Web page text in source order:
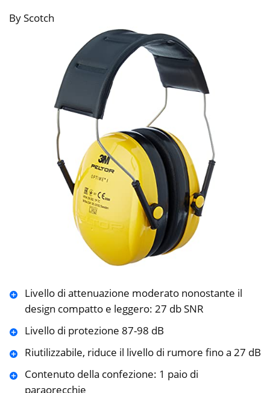
By Scotch
Livello di attenuazione moderato nonostante il
design compatto e leggero: 27 db SNR
Livello di protezione 87-98 dB
Riutilizzabile, riduce il livello di rumore fino a 27 dB
Contenuto della confezione: 1 paio di
paraorecchie